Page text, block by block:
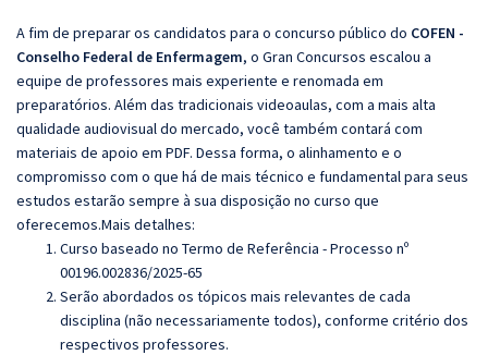
A fim de preparar os candidatos para o concurso público do COFEN -
Conselho Federal de Enfermagem, o Gran Concursos escalou a
equipe de professores mais experiente e renomada em
preparatórios. Além das tradicionais videoaulas, com a mais alta
qualidade audiovisual do mercado, você também contará com
materiais de apoio em PDF. Dessa forma, o alinhamento e o
compromisso com o que há de mais técnico e fundamental para seus
estudos estarão sempre à sua disposição no curso que
oferecemos.Mais detalhes:
Curso baseado no Termo de Referência - Processo nº
00196.002836/2025-65
Serão abordados os tópicos mais relevantes de cada
disciplina (não necessariamente todos), conforme critério dos
respectivos professores.